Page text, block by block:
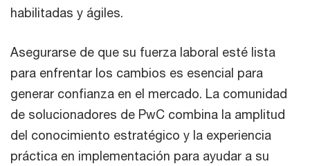
habilitadas y ágiles.
Asegurarse de que su fuerza laboral esté lista
para enfrentar los cambios es esencial para
generar confianza en el mercado. La comunidad
de solucionadores de PwC combina la amplitud
del conocimiento estratégico y la experiencia
práctica en implementación para ayudar a su